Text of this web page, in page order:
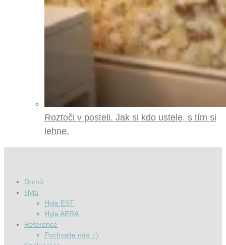
Roztoči v posteli. Jak si kdo ustele, s tím si
lehne.
Domů
Hyla
Hyla EST
Hyla AERA
Reference
Pochvalte nás :-)